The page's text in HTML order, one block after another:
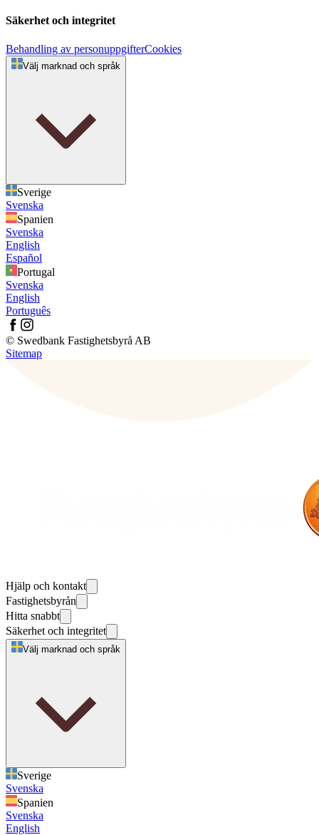
Säkerhet och integritet
Behandling av personuppgifterCookies
Välj marknad och språk
Sverige
Svenska
Spanien
Svenska
English
Español
Portugal
Svenska
English
Português
© Swedbank Fastighetsbyrå AB
Sitemap
Hjälp och kontakt
Fastighetsbyrån
Hitta snabbt
Säkerhet och integritet
Välj marknad och språk
Sverige
Svenska
Spanien
Svenska
English